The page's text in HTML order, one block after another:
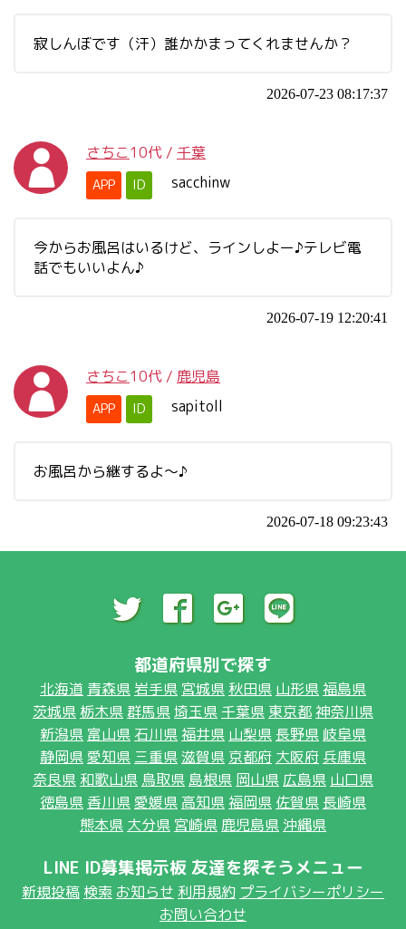
寂しんぼです（汗）誰かかまってくれませんか？
2026-07-23 08:17:37
さちこ10代 / 千葉
APP ID sacchinw
今からお風呂はいるけど、ラインしよー♪テレビ電
話でもいいよん♪
2026-07-19 12:20:41
さちこ10代 / 鹿児島
APP ID sapitoll
お風呂から継するよ～♪
2026-07-18 09:23:43
都道府県別で探す
北海道 青森県 岩手県 宮城県 秋田県 山形県福島県
茨城県 栃木県群馬県埼玉県 千葉県 東京都神奈川県
新潟県 富山県 石川県福井県 山梨県 長野県 岐阜県
静岡県愛知県 三重県滋賀県 京都府 大阪府 兵庫県
奈良県 和歌山県 鳥取県 島根県 岡山県 広島県 山口県
徳島県 香川県愛媛県 高知県福岡県 佐賀県 長崎県
熊本県 大分県 宮崎県 鹿児島県 沖縄県
LINE ID募集掲示板 友達を探そうメニュー
新規投稿 検索 お知らせ 利用規約 プライバシーポリシー
お問い合わせ